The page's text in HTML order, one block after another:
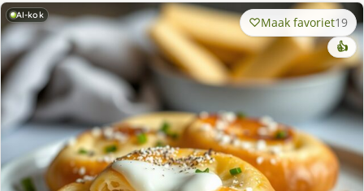
AI-kok Maak favoriet19
👍